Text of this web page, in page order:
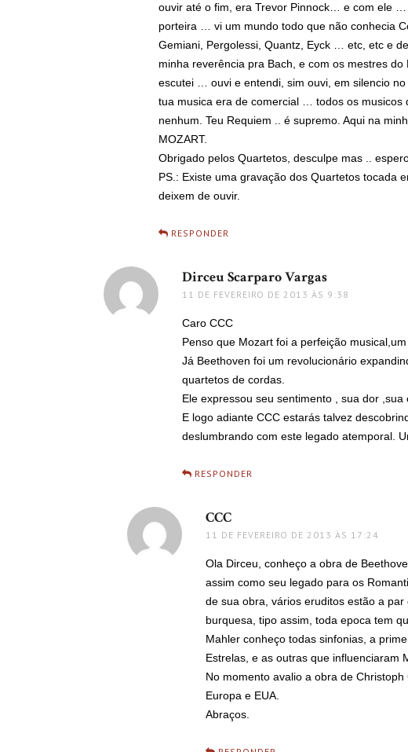
ouvir até o fim, era Trevor Pinnock… e com ele
porteira … vi um mundo todo que não conhecia
Gemiani, Pergolessi, Quantz, Eyck … etc, etc e
minha reverência pra Bach, e com os mestres
escutei … ouvi e entendi, sim ouvi, em silencio
tua musica era de comercial … todos os
nenhum. Teu Requiem .. é supremo. Aqui na
MOZART.
Obrigado pelos Quartetos, desculpe mas ..
PS.: Existe uma gravação dos Quartetos tocada
deixem de ouvir.
RESPONDER
Dirceu Scarparo Vargas
11 DE FEVEREIRO DE 2013 ÀS 9:38
Caro CCC
Penso que Mozart foi a perfeição
Já Beethoven foi um revolucionário
quartetos de cordas.
Ele expressou seu sentimento , sua dor
E logo adiante CCC estarás talvez
deslumbrando com este legado atemporal.
RESPONDER
CCC
11 DE FEVEREIRO DE 2013 ÀS 17:24
Ola Dirceu, conheço a obra de
assim como seu legado para os
de sua obra, vários eruditos estão a
burquesa, tipo assim, toda epoca tem
Mahler conheço todas sinfonias, a
Estrelas, e as outras que influenciaram
No momento avalio a obra de
Europa e EUA.
Abraços.